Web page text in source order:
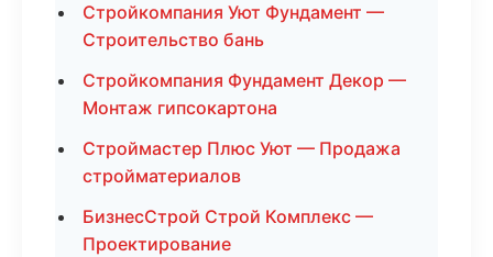
Стройкомпания Уют Фундамент —
Строительство бань
Стройкомпания Фундамент Декор —
Монтаж гипсокартона
Строймастер Плюс Уют — Продажа
стройматериалов
БизнесСтрой Строй Комплекс —
Проектирование